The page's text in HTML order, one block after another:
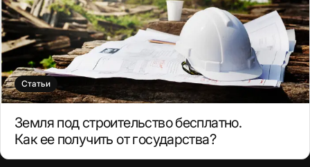
Статьи
Земля под строительство бесплатно.
Как ее получить от государства?